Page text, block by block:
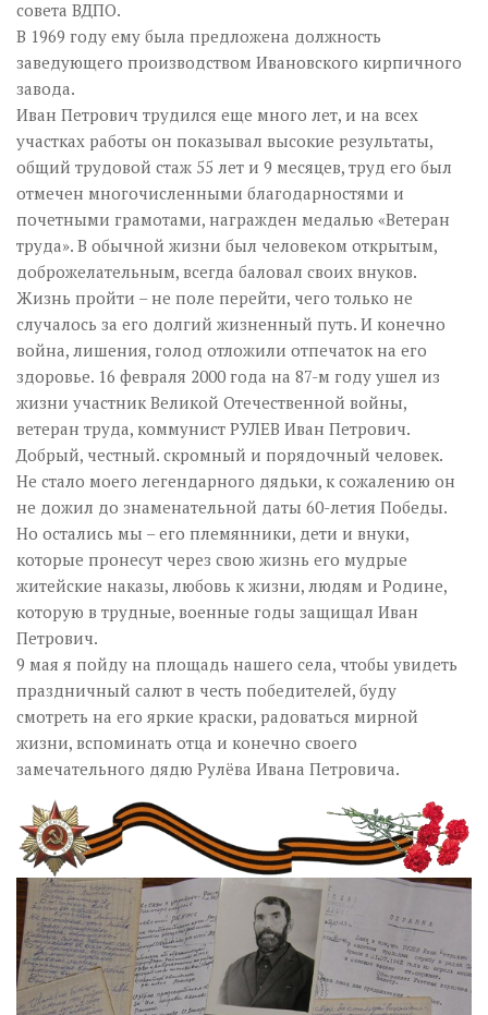
совета ВДПО.
В 1969 году ему была предложена должность
заведующего производством Ивановского кирпичного
завода.
Иван Петрович трудился еще много лет, и на всех
участках работы он показывал высокие результаты,
общий трудовой стаж 55 лет и 9 месяцев, труд его был
отмечен многочисленными благодарностями и
почетными грамотами, награжден медалью «Ветеран
труда». В обычной жизни был человеком открытым,
доброжелательным, всегда баловал своих внуков.
Жизнь пройти – не поле перейти, чего только не
случалось за его долгий жизненный путь. И конечно
война, лишения, голод отложили отпечаток на его
здоровье. 16 февраля 2000 года на 87-м году ушел из
жизни участник Великой Отечественной войны,
ветеран труда, коммунист РУЛЕВ Иван Петрович.
Добрый, честный. скромный и порядочный человек.
Не стало моего легендарного дядьки, к сожалению он
не дожил до знаменательной даты 60-летия Победы.
Но остались мы – его племянники, дети и внуки,
которые пронесут через свою жизнь его мудрые
житейские наказы, любовь к жизни, людям и Родине,
которую в трудные, военные годы защищал Иван
Петрович.
9 мая я пойду на площадь нашего села, чтобы увидеть
праздничный салют в честь победителей, буду
смотреть на его яркие краски, радоваться мирной
жизни, вспоминать отца и конечно своего
замечательного дядю Рулёва Ивана Петровича.